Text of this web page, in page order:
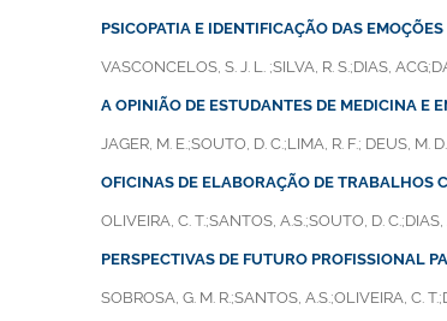
PSICOPATIA E IDENTIFICAÇÃO DAS
VASCONCELOS, S. J. L. ;SILVA, R. S.;DIAS,
A OPINIÃO DE ESTUDANTES DE MEDICINA E
JAGER, M. E.;SOUTO, D. C.;LIMA, R. F.; DEUS,
OFICINAS DE ELABORAÇÃO DE TRABALHOS
OLIVEIRA, C. T.;SANTOS, A.S.;SOUTO, D.
PERSPECTIVAS DE FUTURO PROFISSIONAL
SOBROSA, G. M. R.;SANTOS, A.S.;OLIVEIRA, C.